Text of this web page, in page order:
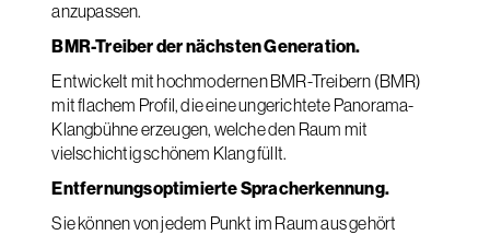
anzupassen.
BMR-Treiber der nächsten Generation.
Entwickelt mit hochmodernen BMR-Treibern (BMR)
mit flachem Profil, die eine ungerichtete Panorama-
Klangbühne erzeugen, welche den Raum mit
vielschichtig schönem Klang füllt.
Entfernungsoptimierte Spracherkennung.
Sie können von jedem Punkt im Raum aus gehört